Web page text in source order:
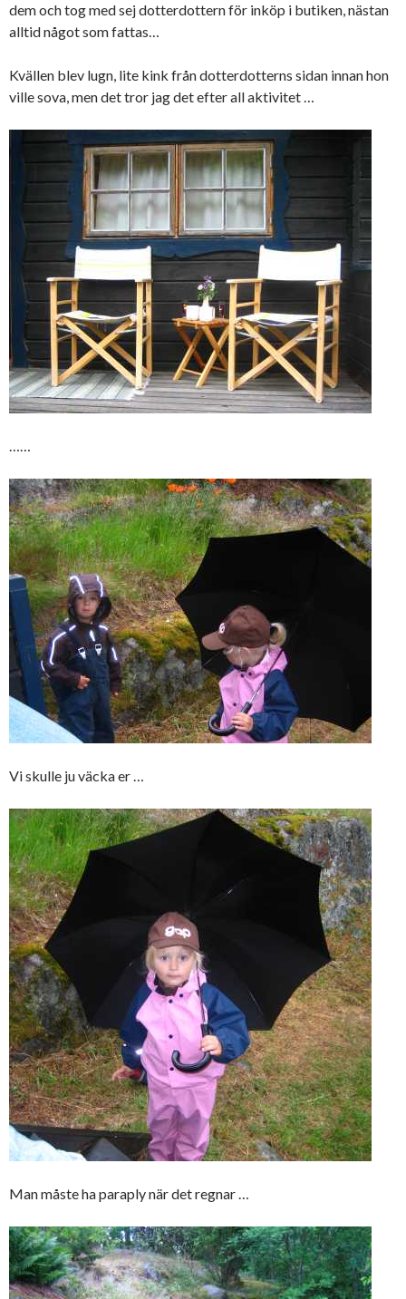
dem och tog med sej dotterdottern för inköp i butiken, nästan
alltid något som fattas…
Kvällen blev lugn, lite kink från dotterdotterns sidan innan hon
ville sova, men det tror jag det efter all aktivitet …
……
Vi skulle ju väcka er …
Man måste ha paraply när det regnar …